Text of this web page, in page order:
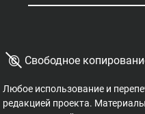
© Свободное
Любое использование и
редакцией проекта.